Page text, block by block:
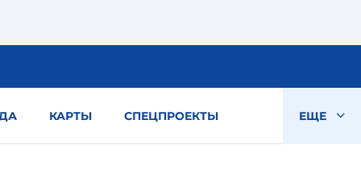
КАРТЫ СПЕЦПРОЕКТЫ ЕЩЕ